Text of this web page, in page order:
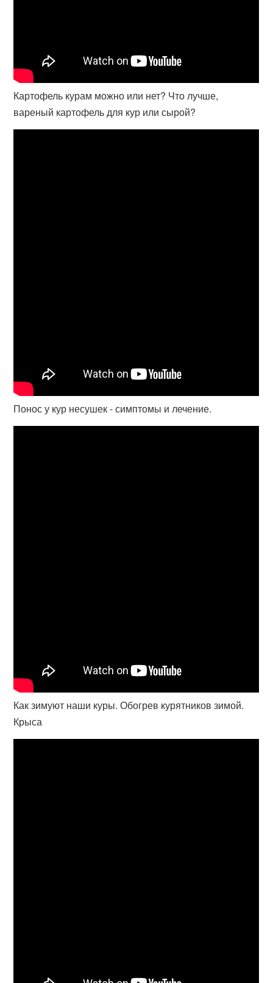
Картофель курам можно или нет? Что лучше,
вареный картофель для кур или сырой?
Понос у кур несушек - симптомы и лечение.
Как зимуют наши куры. Обогрев курятников зимой.
Крыса